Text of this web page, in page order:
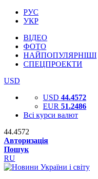
РУС
УКР
ВІДЕО
ФОТО
НАЙПОПУЛЯРНІШІ
СПЕЦПРОЕКТИ
USD
USD 44.4572
EUR 51.2486
Всі курси валют
44.4572
Авторизація
Пошук
RU